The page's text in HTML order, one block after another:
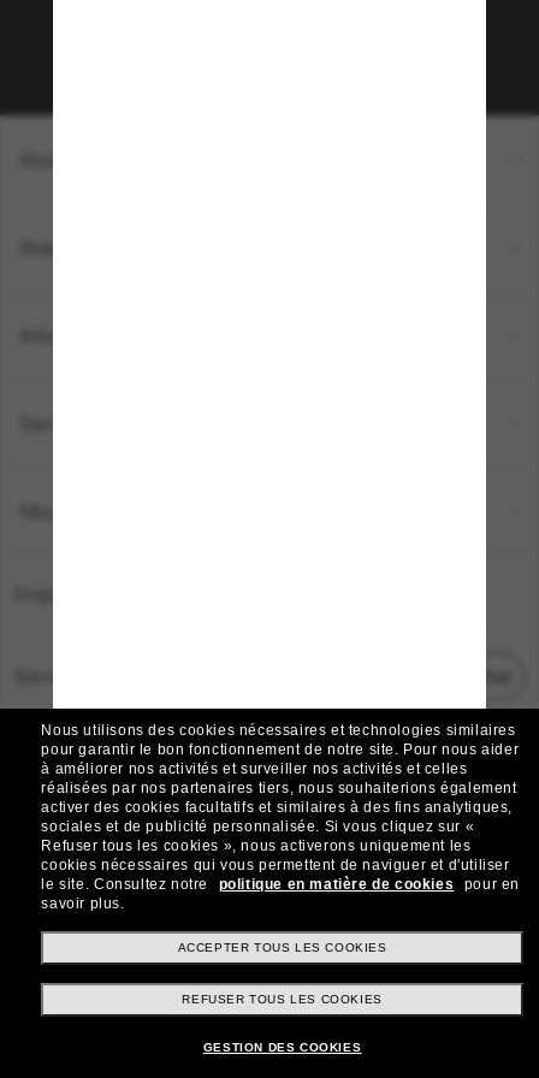
TOUS DROITS RÉSERVÉS © 2026 SUNGLASS HUT.
Les photos et images sur le site sont publiées à des fins d`illustration.
Avis sur les cookies | Politique de confidentialité |
Conditions Générales | AdChoices |
Do Not Sell My Personal Information
Nous utilisons des cookies nécessaires et technologies similaires
pour garantir le bon fonctionnement de notre site. Pour nous aider
à améliorer nos activités et surveiller nos activités et celles
réalisées par nos partenaires tiers, nous souhaiterions également
activer des cookies facultatifs et similaires à des fins analytiques,
sociales et de publicité personnalisée. Si vous cliquez sur «
Refuser tous les cookies », nous activerons uniquement les
cookies nécessaires qui vous permettent de naviguer et d'utiliser
le site. Consultez notre politique en matière de cookies
pour en
savoir plus.
ACCEPTER TOUS LES COOKIES
REFUSER TOUS LES COOKIES
GESTION DES COOKIES